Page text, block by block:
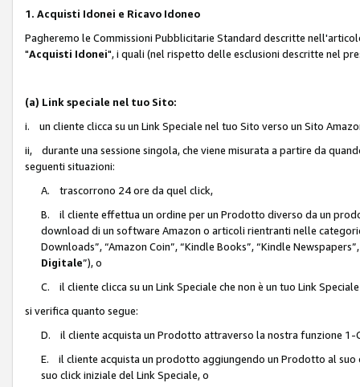
1. Acquisti Idonei e Ricavo Idoneo
Pagheremo le Commissioni Pubblicitarie Standard descritte
"Acquisti Idonei", i quali (nel rispetto delle esclusioni descritte nel
(a) Link speciale nel tuo Sito:
i. un cliente clicca su un Link Speciale nel tuo Sito verso un Sito
ii, durante una sessione singola, che viene misurata a partire da
seguenti situazioni:
A. trascorrono 24 ore da quel click,
B. il cliente effettua un ordine per un Prodotto diverso da un
download di un software Amazon o articoli rientranti nelle categorie
Downloads”, “Amazon Coin”, “Kindle Books”, “Kindle
Digitale”), o
C. il cliente clicca su un Link Speciale che non è un tuo Link
si verifica quanto segue:
D. il cliente acquista un Prodotto attraverso la nostra funzione 1-
E. il cliente acquista un prodotto aggiungendo un Prodotto al
suo click iniziale del Link Speciale, o